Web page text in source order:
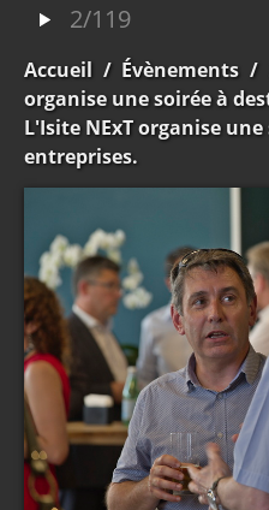
2/119
Accueil / Évènements /
organise une soirée à
L'Isite NExT organise
entreprises.